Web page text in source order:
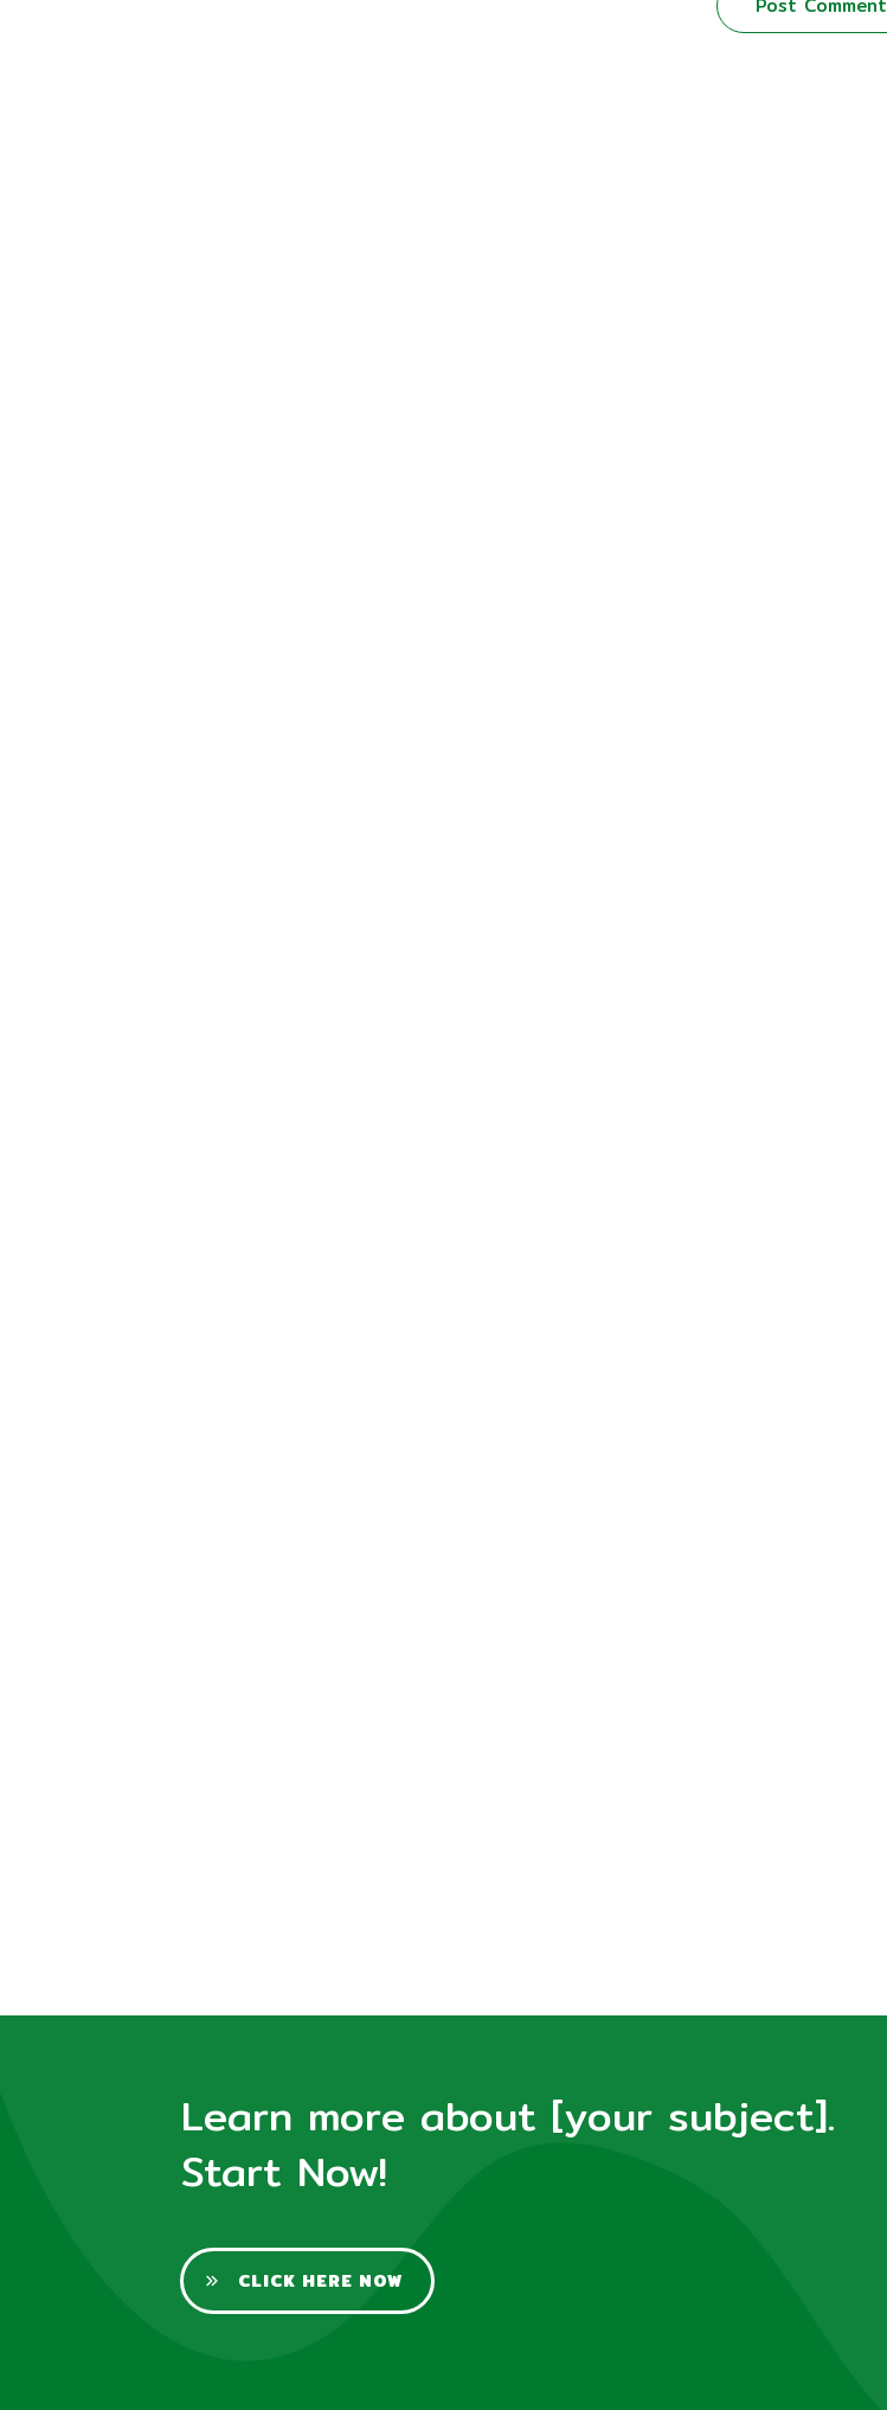
Learn more about [your subject].
Start Now!
CLICK HERE NOW